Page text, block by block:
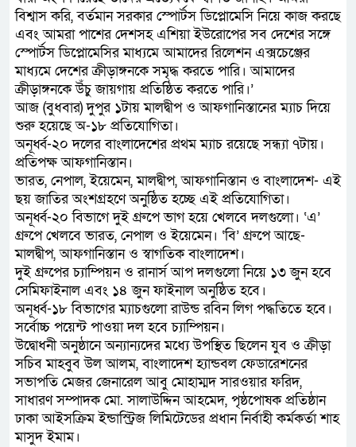
বিশ্বাস করি, বর্তমান সরকার স্পোর্টস ডিপ্লোমেসি নিয়ে কাজ করছে
এবং আমরা পাশের দেশসহ এশিয়া ইউরোপের সব দেশের সঙ্গে
স্পোর্টস ডিপ্লোমেসির মাধ্যমে আমাদের রিলেশন এক্সচেঞ্জের
মাধ্যমে দেশের ক্রীড়াঙ্গনকে সমৃদ্ধ করতে পারি। আমাদের
ক্রীড়াঙ্গনকে উঁচু জায়গায় প্রতিষ্ঠিত করতে পারি।’
আজ (বুধবার) দুপুর ১টায় মালদ্বীপ ও আফগানিস্তানের ম্যাচ দিয়ে
শুরু হয়েছে অ-১৮ প্রতিযোগিতা।
অনূর্ধ্ব-২০ দলের বাংলাদেশের প্রথম ম্যাচ রয়েছে সন্ধ্যা ৭টায়।
প্রতিপক্ষ আফগানিস্তান।
ভারত, নেপাল, ইয়েমেন, মালদ্বীপ, আফগানিস্তান ও বাংলাদেশ- এই
ছয় জাতির অংশগ্রহণে অনুষ্ঠিত হচ্ছে এই প্রতিযোগিতা।
অনূর্ধ্ব-২০ বিভাগে দুই গ্রুপে ভাগ হয়ে খেলবে দলগুলো। ‘এ’
গ্রুপে খেলবে ভারত, নেপাল ও ইয়েমেন। ‘বি’ গ্রুপে আছে-
মালদ্বীপ, আফগানিস্তান ও স্বাগতিক বাংলাদেশ।
দুই গ্রুপের চ্যাম্পিয়ন ও রানার্স আপ দলগুলো নিয়ে ১৩ জুন হবে
সেমিফাইনাল এবং ১৪ জুন ফাইনাল অনুষ্ঠিত হবে।
অনূর্ধ্ব-১৮ বিভাগের ম্যাচগুলো রাউন্ড রবিন লিগ পদ্ধতিতে হবে।
সর্বোচ্চ পয়েন্ট পাওয়া দল হবে চ্যাম্পিয়ন।
উদ্বোধনী অনুষ্ঠানে অন্যান্যদের মধ্যে উপস্থিত ছিলেন যুব ও ক্রীড়া
সচিব মাহবুব উল আলম, বাংলাদেশ হ্যান্ডবল ফেডারেশনের
সভাপতি মেজর জেনারেল আবু মোহাম্মদ সারওয়ার ফরিদ,
সাধারণ সম্পাদক মো. সালাউদ্দিন আহমেদ, পৃষ্ঠপোষক প্রতিষ্ঠান
ঢাকা আইসক্রিম ইন্ডাস্ট্রিজ লিমিটেডের প্রধান নির্বাহী কর্মকর্তা শাহ
মাসুদ ইমাম।